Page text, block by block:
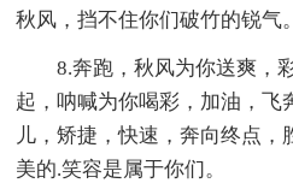
秋风，挡不住你们破竹的锐气。
8.奔跑，秋风为你送爽，
起，呐喊为你喝彩，加油，飞
儿，矫捷，快速，奔向终点，
美的.笑容是属于你们。